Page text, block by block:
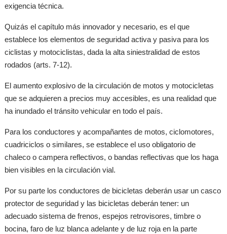
exigencia técnica.
Quizás el capítulo más innovador y necesario, es el que
establece los elementos de seguridad activa y pasiva para los
ciclistas y motociclistas, dada la alta siniestralidad de estos
rodados (arts. 7-12).
El aumento explosivo de la circulación de motos y motocicletas
que se adquieren a precios muy accesibles, es una realidad que
ha inundado el tránsito vehicular en todo el país.
Para los conductores y acompañantes de motos, ciclomotores,
cuadriciclos o similares, se establece el uso obligatorio de
chaleco o campera reflectivos, o bandas reflectivas que los haga
bien visibles en la circulación vial.
Por su parte los conductores de bicicletas deberán usar un casco
protector de seguridad y las bicicletas deberán tener: un
adecuado sistema de frenos, espejos retrovisores, timbre o
bocina, faro de luz blanca adelante y de luz roja en la parte